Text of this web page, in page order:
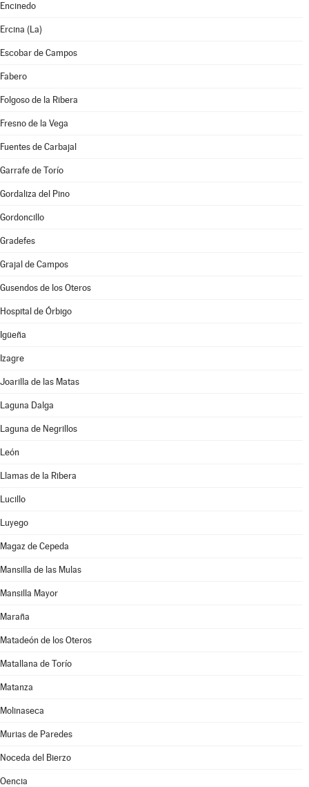
Encinedo
Ercina (La)
Escobar de Campos
Fabero
Folgoso de la Ribera
Fresno de la Vega
Fuentes de Carbajal
Garrafe de Torío
Gordaliza del Pino
Gordoncillo
Gradefes
Grajal de Campos
Gusendos de los Oteros
Hospital de Órbigo
Igüeña
Izagre
Joarilla de las Matas
Laguna Dalga
Laguna de Negrillos
León
Llamas de la Ribera
Lucillo
Luyego
Magaz de Cepeda
Mansilla de las Mulas
Mansilla Mayor
Maraña
Matadeón de los Oteros
Matallana de Torío
Matanza
Molinaseca
Murias de Paredes
Noceda del Bierzo
Oencia